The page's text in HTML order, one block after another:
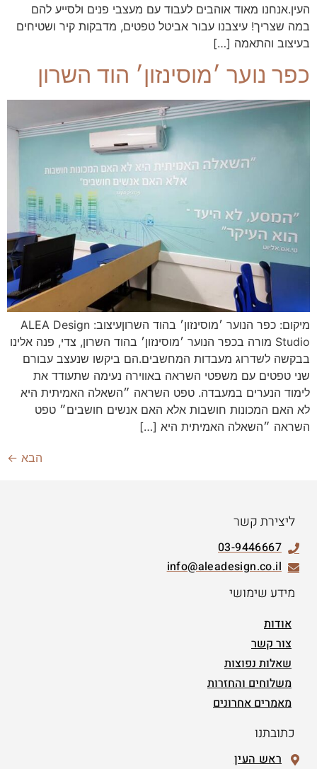
העין.אנחנו מאוד אוהבים לעבוד עם מעצבי פנים ולסייע להם
במה שצריך! עיצבנו עבור אביטל טפטים, מדבקות קיר ושטיחים
בעיצוב והתאמה […]
כפר נוער ׳מוסינזון׳ הוד השרון
מיקום: כפר הנוער ׳מוסינזון׳ בהוד השרוןעיצוב: ALEA Design
Studio מורה בכפר הנוער ׳מוסינזון׳ בהוד השרון, צדי, פנה אלינו
בבקשה לשדרוג מעבדות המחשבים.הם ביקשו שנעצב עבורם
שני טפטים עם משפטי השראה באווירה נעימה שתעודד את
לימוד הנערים במעבדה. טפט השראה ״השאלה האמיתית היא
לא האם המכונות חושבות אלא האם אנשים חושבים״ טפט
השראה ״השאלה האמיתית היא […]
הבא ←
ליצירת קשר
03-9446667
info@aleadesign.co.il
מידע שימושי
אודות
צור קשר
שאלות נפוצות
משלוחים והחזרות
מאמרים אחרונים
כתובתנו
ראש העין